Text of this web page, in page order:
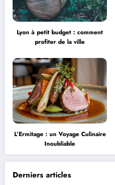
Lyon à petit budget : comment
profiter de la ville
L’Ermitage : un Voyage Culinaire
Inoubliable
Derniers articles